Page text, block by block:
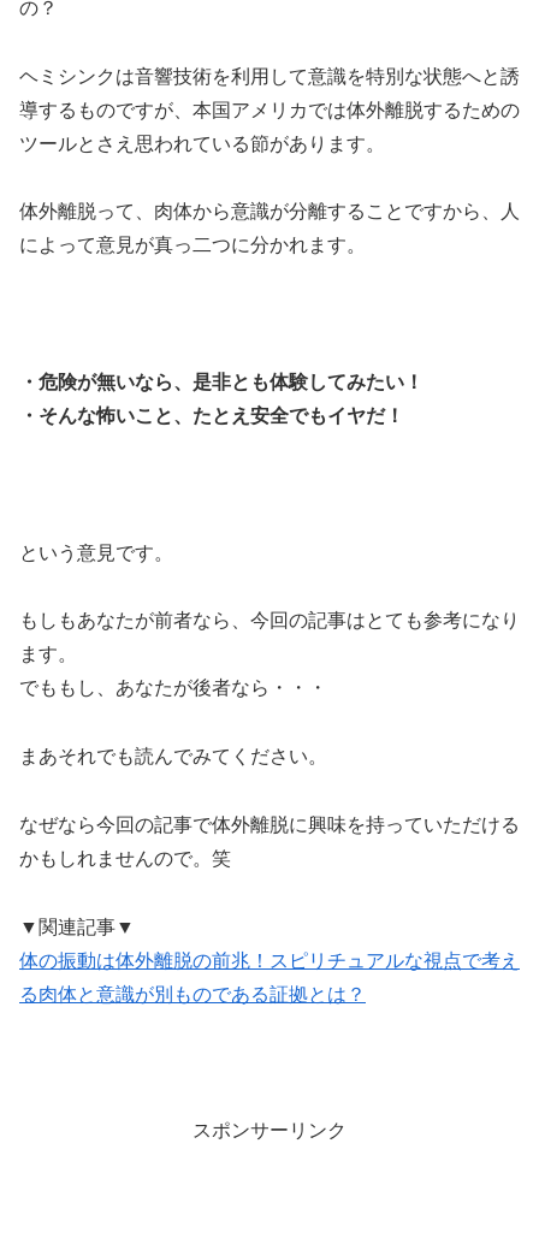
の？
ヘミシンクは音響技術を利用して意識を特別な状態へと誘
導するものですが、本国アメリカでは体外離脱するための
ツールとさえ思われている節があります。
体外離脱って、肉体から意識が分離することですから、人
によって意見が真っ二つに分かれます。
・危険が無いなら、是非とも体験してみたい！
・そんな怖いこと、たとえ安全でもイヤだ！
という意見です。
もしもあなたが前者なら、今回の記事はとても参考になり
ます。
でももし、あなたが後者なら・・・
まあそれでも読んでみてください。
なぜなら今回の記事で体外離脱に興味を持っていただける
かもしれませんので。笑
▼関連記事▼
体の振動は体外離脱の前兆！スピリチュアルな視点で考え
る肉体と意識が別ものである証拠とは？
スポンサーリンク